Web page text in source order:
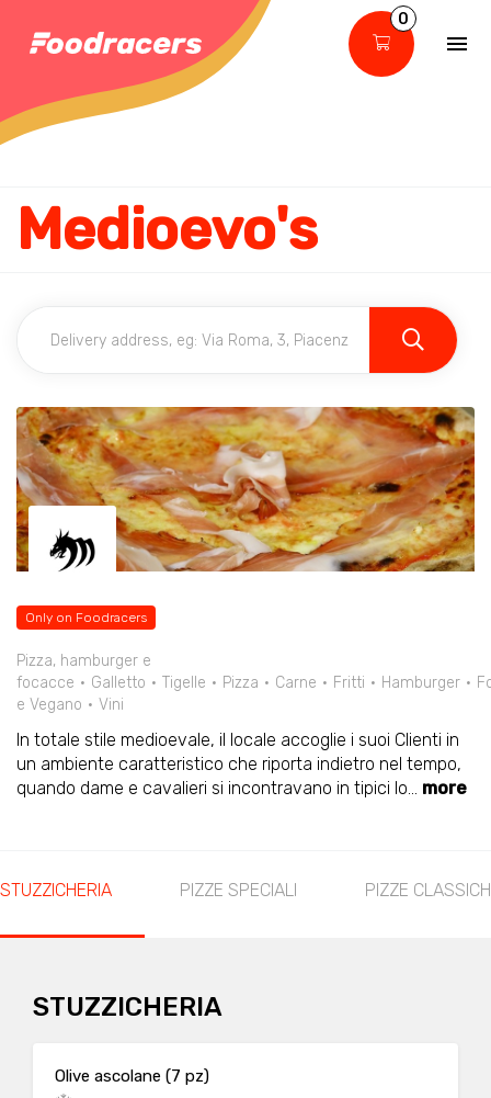
0
Medioevo's
Only on Foodracers
Pizza, hamburger e
focacce
Galletto Tigelle Pizza Carne Fritti Hamburger
e Vegano
Vini
In totale stile medioevale, il locale accoglie i suoi Clienti in
un ambiente caratteristico che riporta indietro nel tempo,
quando dame e cavalieri si incontravano in tipici lo... more
STUZZICHERIA PIZZE SPECIALI PIZZE
STUZZICHERIA
Olive ascolane (7 pz)